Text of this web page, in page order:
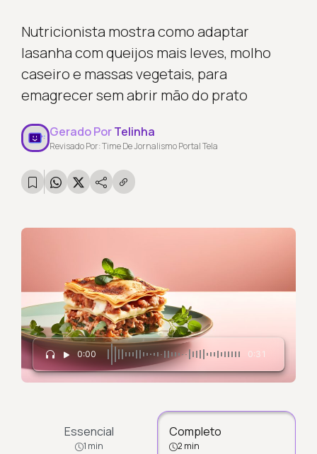
Nutricionista mostra como adaptar
lasanha com queijos mais leves, molho
caseiro e massas vegetais, para
emagrecer sem abrir mão do prato
Gerado PorTelinha
Revisado Por: Time De Jornalismo Portal Tela
0:00 0:31
Essencial
1 min
Completo
2 min